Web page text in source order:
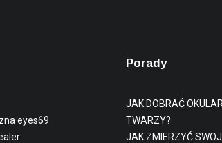
eyes69
Porady
JAK DOBRAĆ
TWARZY?
JAK ZMIERZYĆ